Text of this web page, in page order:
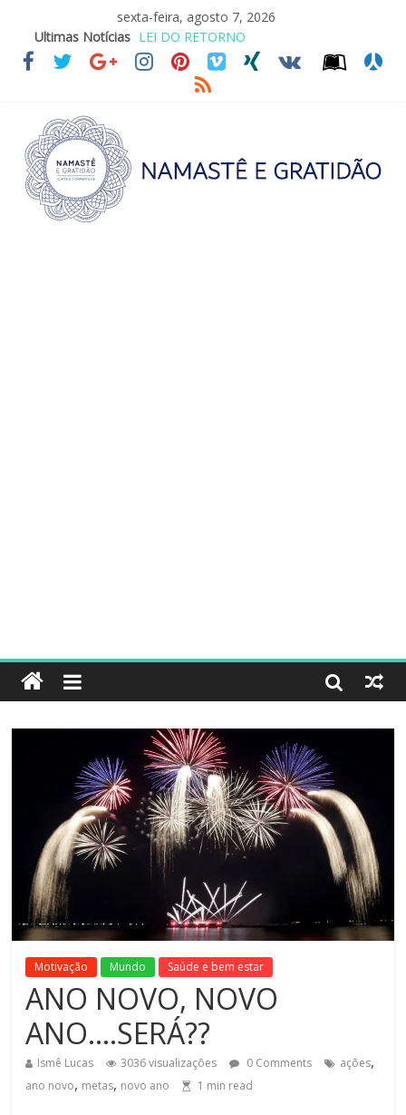
sexta-feira, agosto 7, 2026
Ultimas Notícias
LEI DO RETORNO
O ATO DE ABRAÇAR
SAGRADA FAMÍLIA – MAIA SOMEL
VALE A PENA CULTIVAR A GENTILEZA?
Motivação Mundo Saúde e bem estar
ANO NOVO, NOVO
ANO….SERÁ??
Ismê Lucas 3036 visualizações 0 Comments ações,
ano novo, metas, novo ano 1 min read